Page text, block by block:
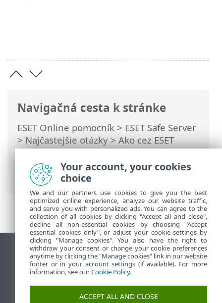
Navigačná cesta k stránke
ESET Online pomocník > ESET Safe Server
> Najčastejšie otázky>Ako cez ESET
HOME vyriešiť problém deaktivovaného
produktu
> Produkt je deaktivovaný
a zariadenie odpojené
Zobraziť stránku ako na počítači
End of Life
Databáza znalostí ESET
ESET Fórum
Your account, your cookies
choice
We and our partners use cookies to give you the best
optimized online experience, analyze our website traffic,
and serve you with personalized ads. You can agree to the
collection of all cookies by clicking "Accept all and close",
decline all non-essential cookies by choosing "Accept
essential cookies only", or adjust your cookie settings by
clicking "Manage cookies". You also have the right to
withdraw your consent or change your cookie preferences
anytime by clicking the "Manage cookies" link in our website
footer or in your account settings (if available). For more
information, see ourCookie Policy.
ACCEPT ALL AND CLOSE